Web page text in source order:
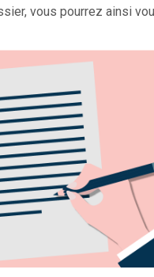
vous pourrez ainsi